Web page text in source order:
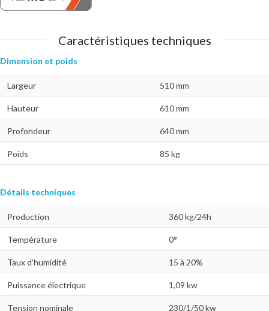
Caractéristiques techniques
Dimension et poids
Largeur 510 mm
Hauteur 610 mm
Profondeur 640 mm
Poids 85 kg
Détails techniques
Production 360 kg/24h
Température 0°
Taux d’humidité 15 à 20%
Puissance électrique 1,09 kw
Tension nominale 230/1/50 kw